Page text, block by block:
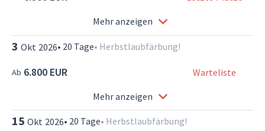
Mehr anzeigen
3 Okt 2026• 20 Tage• Herbstlaubfärbung!
Ab 6.800 EUR Warteliste
Mehr anzeigen
15 Okt 2026• 20 Tage• Herbstlaubfärbung!